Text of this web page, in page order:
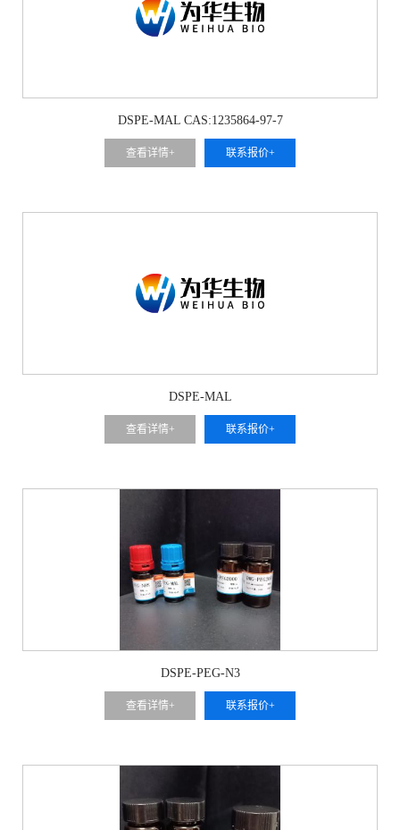
DSPE-MAL CAS:1235864-97-7
查看详情+ 联系报价+
DSPE-MAL
查看详情+ 联系报价+
DSPE-PEG-N3
查看详情+ 联系报价+